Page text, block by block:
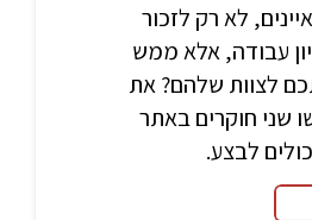
לא רק לזכור
עבודה, אלא ממש
לצוות שלהם? את
שני חוקרים באתר
לבצע.